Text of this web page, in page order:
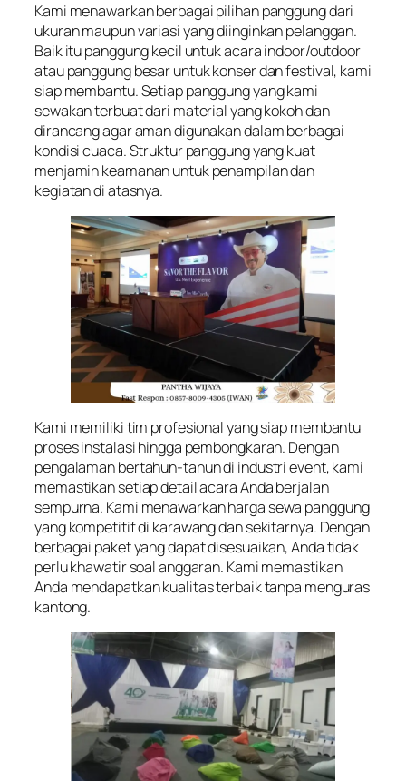
Kami menawarkan berbagai pilihan panggung dari
ukuran maupun variasi yang diinginkan pelanggan.
Baik itu panggung kecil untuk acara indoor/outdoor
atau panggung besar untuk konser dan festival, kami
siap membantu. Setiap panggung yang kami
sewakan terbuat dari material yang kokoh dan
dirancang agar aman digunakan dalam berbagai
kondisi cuaca. Struktur panggung yang kuat
menjamin keamanan untuk penampilan dan
kegiatan di atasnya.
Kami memiliki tim profesional yang siap membantu
proses instalasi hingga pembongkaran. Dengan
pengalaman bertahun-tahun di industri event, kami
memastikan setiap detail acara Anda berjalan
sempurna. Kami menawarkan harga sewa panggung
yang kompetitif di karawang dan sekitarnya. Dengan
berbagai paket yang dapat disesuaikan, Anda tidak
perlu khawatir soal anggaran. Kami memastikan
Anda mendapatkan kualitas terbaik tanpa menguras
kantong.